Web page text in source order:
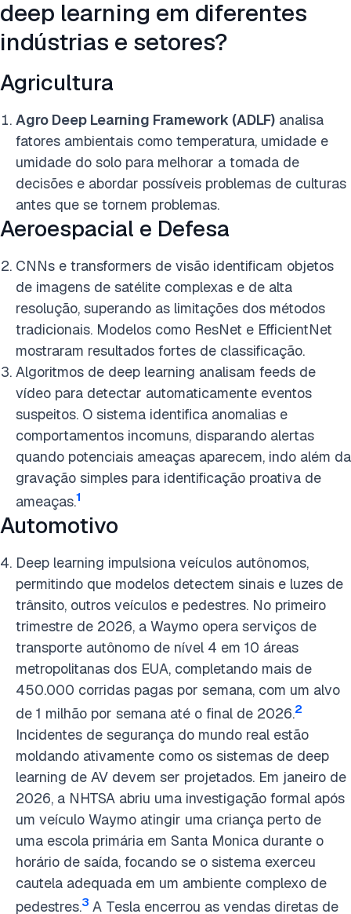
deep learning em diferentes
indústrias e setores?
Agricultura
Agro Deep Learning Framework (ADLF) analisa
fatores ambientais como temperatura, umidade e
umidade do solo para melhorar a tomada de
decisões e abordar possíveis problemas de culturas
antes que se tornem problemas.
Aeroespacial e Defesa
CNNs e transformers de visão identificam objetos
de imagens de satélite complexas e de alta
resolução, superando as limitações dos métodos
tradicionais. Modelos como ResNet e EfficientNet
mostraram resultados fortes de classificação.
Algoritmos de deep learning analisam feeds de
vídeo para detectar automaticamente eventos
suspeitos. O sistema identifica anomalias e
comportamentos incomuns, disparando alertas
quando potenciais ameaças aparecem, indo além da
gravação simples para identificação proativa de
ameaças.1
Automotivo
Deep learning impulsiona veículos autônomos,
permitindo que modelos detectem sinais e luzes de
trânsito, outros veículos e pedestres. No primeiro
trimestre de 2026, a Waymo opera serviços de
transporte autônomo de nível 4 em 10 áreas
metropolitanas dos EUA, completando mais de
450.000 corridas pagas por semana, com um alvo
de 1 milhão por semana até o final de 2026.2
Incidentes de segurança do mundo real estão
moldando ativamente como os sistemas de deep
learning de AV devem ser projetados. Em janeiro de
2026, a NHTSA abriu uma investigação formal após
um veículo Waymo atingir uma criança perto de
uma escola primária em Santa Monica durante o
horário de saída, focando se o sistema exerceu
cautela adequada em um ambiente complexo de
pedestres.3 A Tesla encerrou as vendas diretas de